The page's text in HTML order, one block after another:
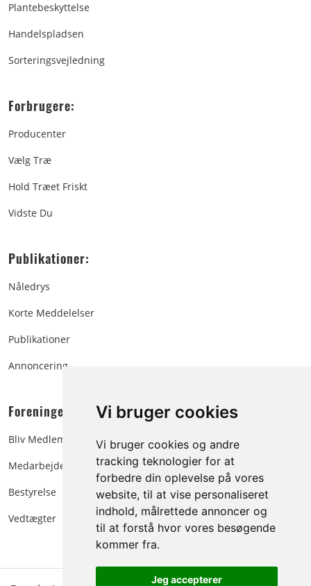
Vi bruger cookies
Vi bruger cookies og andre
tracking teknologier for at
forbedre din oplevelse på vores
website, til at vise personaliseret
indhold, målrettede annoncer og
til at forstå hvor vores besøgende
kommer fra.
Jeg accepterer
Plantebeskyttelse
Handelspladsen
Sorteringsvejledning
Forbrugere:
Producenter
Vælg Træ
Hold Træet Friskt
Vidste Du
Publikationer:
Nåledrys
Korte Meddelelser
Publikationer
Annoncering
Foreningen:
Bliv Medlem
Medarbejdere
Bestyrelse
Vedtægter